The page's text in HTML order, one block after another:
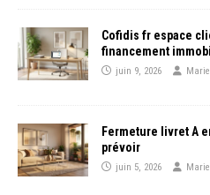
Cofidis fr espace
financement
juin 9, 2026
Fermeture livret A
prévoir
juin 5, 2026